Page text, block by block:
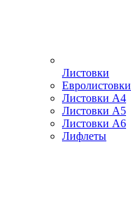
Листовки
Евролистовки
Листовки А4
Листовки А5
Листовки А6
Лифлеты